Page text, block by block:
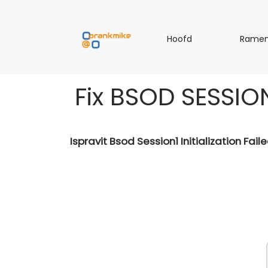
Hoofd
d
Fix BSOD
Ispravit Bsod Session1 Initialization